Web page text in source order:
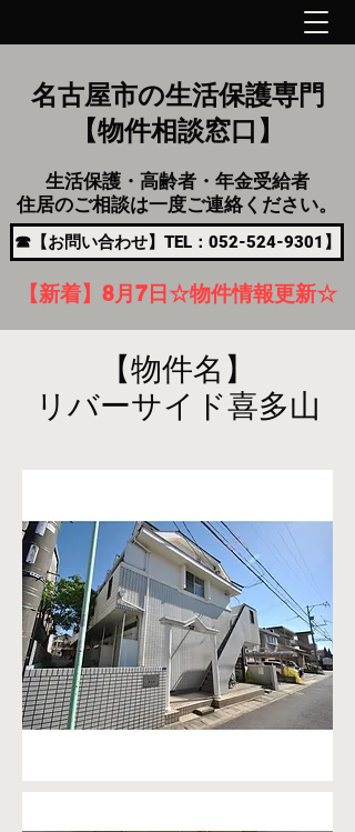
名古屋市の生活保護専門
【物件相談窓口】
生活保護・高齢者・年金受給者
住居のご相談は一度ご連絡ください。
☎【お問い合わせ】TEL：052-524-9301】
【新着】8月7 日 ☆物件情報更新☆
【物件名】
リバーサイド喜多山